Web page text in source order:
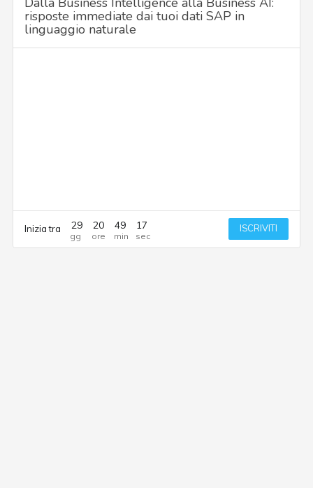
risposte immediate dai tuoi dati SAP in
linguaggio naturale
Inizia tra 29 20 49 17 ISCRIVITI